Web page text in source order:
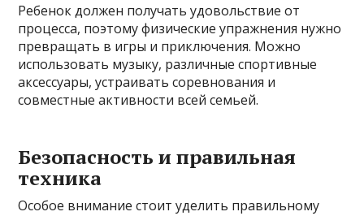
Ребенок должен получать удовольствие от
процесса, поэтому физические упражнения нужно
превращать в игры и приключения. Можно
использовать музыку, различные спортивные
аксессуары, устраивать соревнования и
совместные активности всей семьей.
Безопасность и правильная
техника
Особое внимание стоит уделить правильному